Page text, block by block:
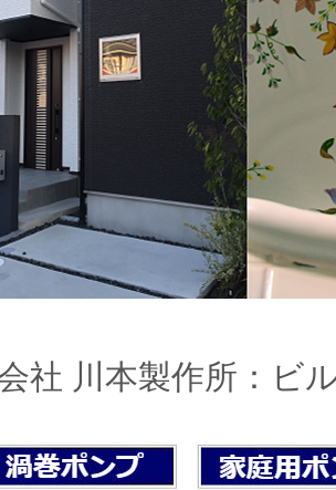
社 川本製作所：ビ